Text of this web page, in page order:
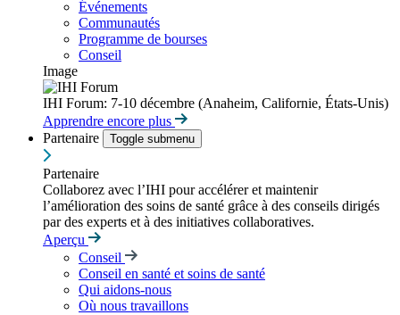
Événements
Communautés
Programme de bourses
Conseil
Image
IHI Forum: 7-10 décembre (Anaheim, Californie, États-Unis)
Apprendre encore plus
Partenaire
Toggle submenu
Partenaire
Collaborez avec l’IHI pour accélérer et maintenir
l’amélioration des soins de santé grâce à des conseils dirigés
par des experts et à des initiatives collaboratives.
Aperçu
Conseil
Conseil en santé et soins de santé
Qui aidons-nous
Où nous travaillons